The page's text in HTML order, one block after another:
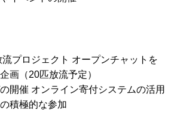
プロジェクト オープンチャットを
画（20匹放流予定）
開催 オンライン寄付システムの活用
積極的な参加